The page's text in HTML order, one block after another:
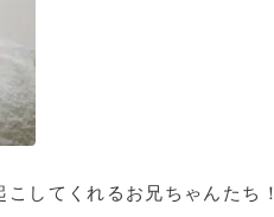
してくれるお兄ちゃんたち！